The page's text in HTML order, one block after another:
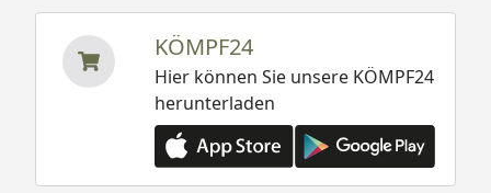
KÖMPF24
Hier können Sie unsere KÖMPF24
herunterladen